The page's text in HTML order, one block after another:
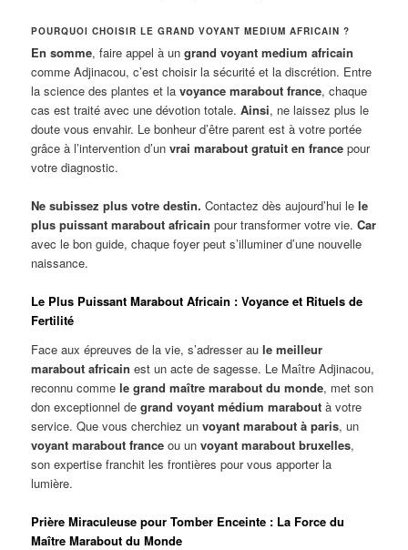
POURQUOI CHOISIR LE GRAND VOYANT MEDIUM AFRICAIN ?
En somme, faire appel à ungrand voyant medium africain
comme Adjinacou, c’est choisir la sécurité et la discrétion. Entre
la science des plantes et lavoyance marabout france, chaque
cas est traité avec une dévotion totale.Ainsi, ne laissez plus le
doute vous envahir. Le bonheur d’être parent est à votre portée
grâce à l’intervention d’unvrai marabout gratuit en france pour
votre diagnostic.
Ne subissez plus votre destin. Contactez dès aujourd’hui lele
plus puissant marabout africain pour transformer votre vie.Car
avec le bon guide, chaque foyer peut s’illuminer d’une nouvelle
naissance.
Le Plus Puissant Marabout Africain : Voyance et Rituels de
Fertilité
Face aux épreuves de la vie, s’adresser aule meilleur
marabout africain est un acte de sagesse. Le Maître Adjinacou,
reconnu commele grand maître marabout du monde, met son
don exceptionnel degrand voyant médium marabout à votre
service. Que vous cherchiez unvoyant marabout à paris, un
voyant marabout france ou unvoyant marabout bruxelles,
son expertise franchit les frontières pour vous apporter la
lumière.
Prière Miraculeuse pour Tomber Enceinte : La Force du
Maître Marabout du Monde